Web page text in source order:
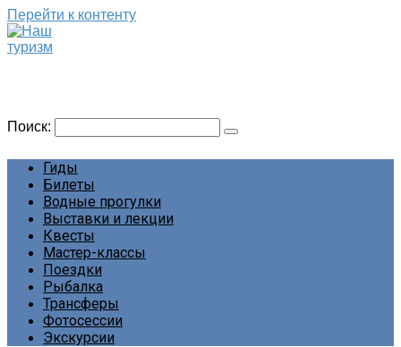
Перейти к контенту
Поиск:
Гиды
Билеты
Водные прогулки
Выставки и лекции
Квесты
Мастер-классы
Поездки
Рыбалка
Трансферы
Фотосессии
Экскурсии